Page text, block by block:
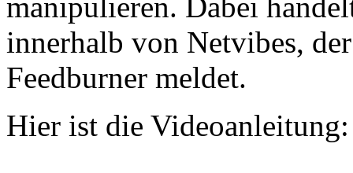
innerhalb von Netvibes,
Feedburner meldet.
Hier ist die Videoanleitung: